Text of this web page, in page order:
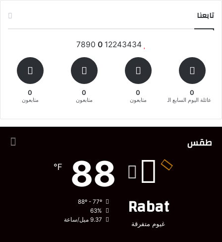
تابعنا
12243434
0
0
عائلة اليوم السابع المغربية
0
متابعون
0
متابعون
0
متابعون
طقس
Rabat
غيوم متفرقة
88
℉
88º - 77º
63%
9.37 ميل/ساعة